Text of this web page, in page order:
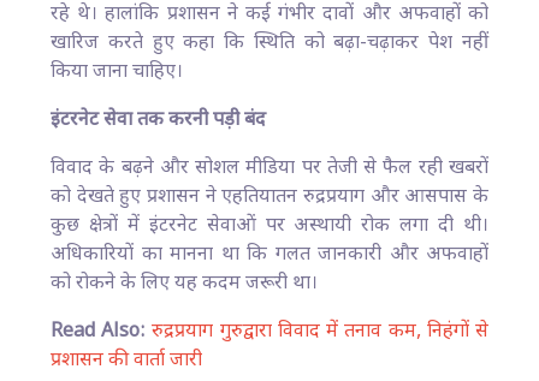
रहे थे। हालांकि प्रशासन ने कई गंभीर दावों और अफवाहों को
खारिज करते हुए कहा कि स्थिति को बढ़ा-चढ़ाकर पेश नहीं
किया जाना चाहिए।
इंटरनेट सेवा तक करनी पड़ी बंद
विवाद के बढ़ने और सोशल मीडिया पर तेजी से फैल रही खबरों
को देखते हुए प्रशासन ने एहतियातन रुद्रप्रयाग और आसपास के
कुछ क्षेत्रों में इंटरनेट सेवाओं पर अस्थायी रोक लगा दी थी।
अधिकारियों का मानना था कि गलत जानकारी और अफवाहों
को रोकने के लिए यह कदम जरूरी था।
Read Also: रुद्रप्रयाग गुरुद्वारा विवाद में तनाव कम, निहंगों से
प्रशासन की वार्ता जारी